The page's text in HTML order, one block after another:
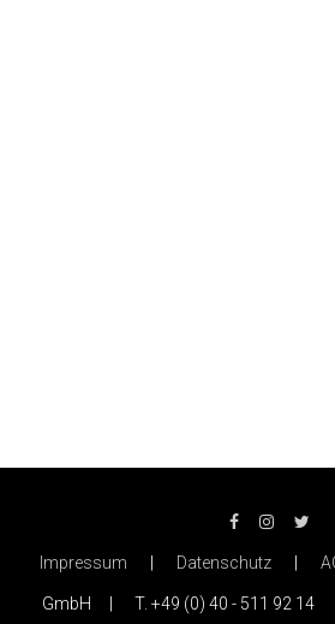
Impressum Datenschutz
GmbH | T. +49 (0) 40 - 511 92